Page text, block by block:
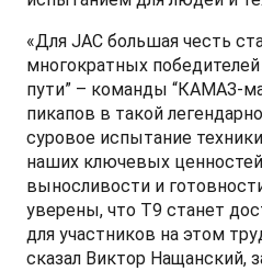
«Для JAC большая честь
многократных
пути” – команды “КАМАЗ-
пикапов в такой
суровое испытание
наших ключевых
выносливости и
уверены, что T9 станет
для участников на этом
сказал Виктор Нащанский,